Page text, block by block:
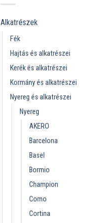
Alkatrészek
Fék
Hajtás és alkatrészei
Kerék és alkatrészei
Kormány és alkatrészei
Nyereg és alkatrészei
Nyereg
AKERO
Barcelona
Basel
Bormio
Champion
Como
Cortina